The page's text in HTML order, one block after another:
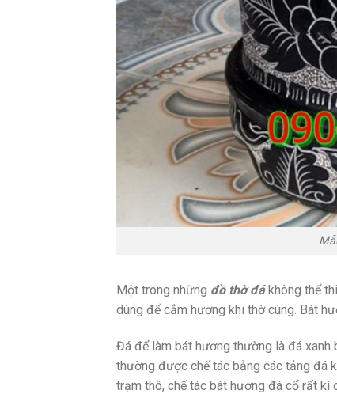
Một trong những đồ thờ đákhông thể
dùng để cắm hương khi thờ cúng. Bát
Đá để làm bát hương thường là đá xanh
thường được chế tác bằng các tảng đá
trạm thô, chế tác bát hương đá cổ rất kì